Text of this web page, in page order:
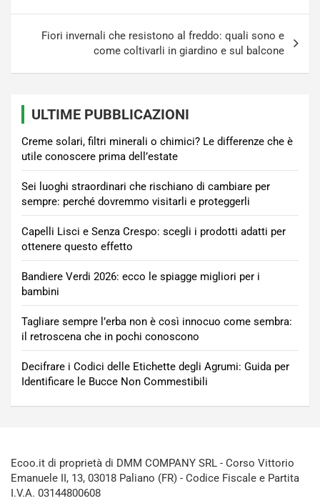
Fiori invernali che resistono al freddo: quali sono e
come coltivarli in giardino e sul balcone
ULTIME PUBBLICAZIONI
Creme solari, filtri minerali o chimici? Le differenze che è
utile conoscere prima dell’estate
Sei luoghi straordinari che rischiano di cambiare per
sempre: perché dovremmo visitarli e proteggerli
Capelli Lisci e Senza Crespo: scegli i prodotti adatti per
ottenere questo effetto
Bandiere Verdi 2026: ecco le spiagge migliori per i
bambini
Tagliare sempre l’erba non è così innocuo come sembra:
il retroscena che in pochi conoscono
Decifrare i Codici delle Etichette degli Agrumi: Guida per
Identificare le Bucce Non Commestibili
Ecoo.it di proprietà di DMM COMPANY SRL - Corso Vittorio
Emanuele II, 13, 03018 Paliano (FR) - Codice Fiscale e Partita
I.V.A. 03144800608